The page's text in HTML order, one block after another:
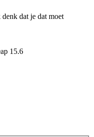
dat je dat moet
15.6